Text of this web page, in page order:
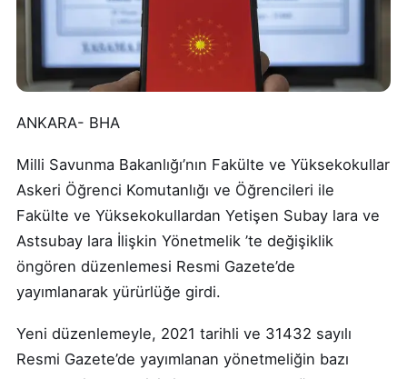
ANKARA- BHA
Milli Savunma Bakanlığı’nın Fakülte ve Yüksekokullar
Askeri Öğrenci Komutanlığı ve Öğrencileri ile
Fakülte ve Yüksekokullardan Yetişen Subay lara ve
Astsubay lara İlişkin Yönetmelik ’te değişiklik
öngören düzenlemesi Resmi Gazete’de
yayımlanarak yürürlüğe girdi.
Yeni düzenlemeyle, 2021 tarihli ve 31432 sayılı
Resmi Gazete’de yayımlanan yönetmeliğin bazı